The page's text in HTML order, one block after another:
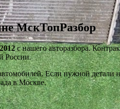
МскТопРазбор
с нашего авторазбора.
России.
Если нужной детали
в Москве.